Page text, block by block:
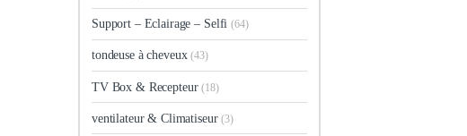
Support – Eclairage – Selfi(64)
tondeuse à cheveux(43)
TV Box & Recepteur(18)
ventilateur & Climatiseur(3)